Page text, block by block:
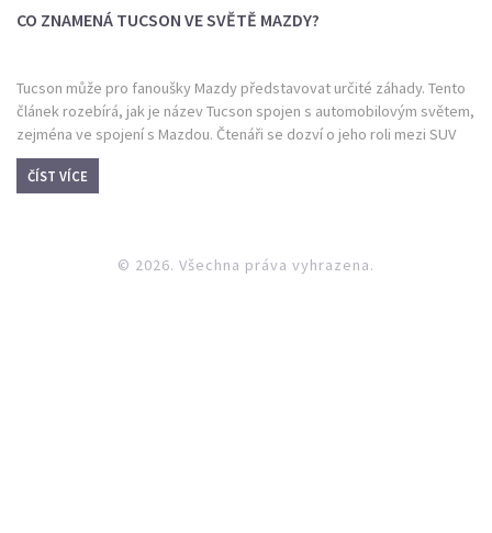
CO ZNAMENÁ TUCSON VE SVĚTĚ MAZDY?
Tucson může pro fanoušky Mazdy představovat určité záhady. Tento
článek rozebírá, jak je název Tucson spojen s automobilovým světem,
zejména ve spojení s Mazdou. Čtenáři se dozví o jeho roli mezi SUV
modely a unikátních vlastnostech, které jej odlišují. Podíváme se také
na to, proč může být Tucson skvělou volbou pro motoristy hledající
ČÍST VÍCE
© 2026. Všechna práva vyhrazena.